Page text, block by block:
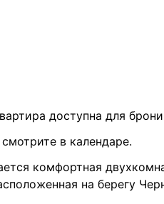
доступна для
в календаре.
комфортная
на берегу